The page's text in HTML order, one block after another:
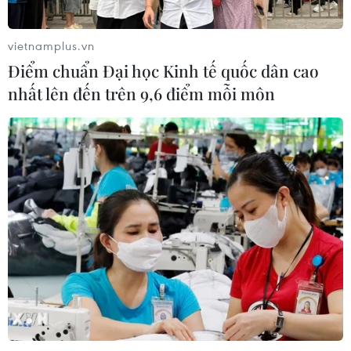
Tổng Biên tập: TRẦN TIẾN DUẨN
Phó Tổng Biên tập: NGUYỄN THỊ TÁM, KHÚC THANH
THỦY
Sở hữu trí tuệ
Quy định sử dụng
RSS
Hỗ trợ
Ngôn ngữ
TTXVN
Dịch vụ tin
Quảng cáo
Liên hệ
vietnamplus.vn
Điểm chuẩn Đại học Kinh tế quốc dân cao
nhất lên đến trên 9,6 điểm mỗi môn